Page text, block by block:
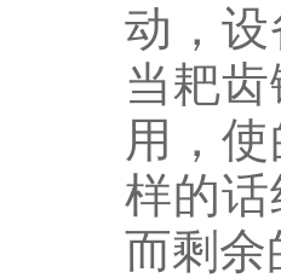
动，
当耙
用，
样的
而剩余